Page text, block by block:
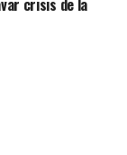
crisis de la